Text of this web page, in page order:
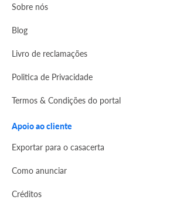
Sobre nós
Blog
Livro de reclamações
Politica de Privacidade
Termos & Condições do portal
Apoio ao cliente
Exportar para o casacerta
Como anunciar
Créditos